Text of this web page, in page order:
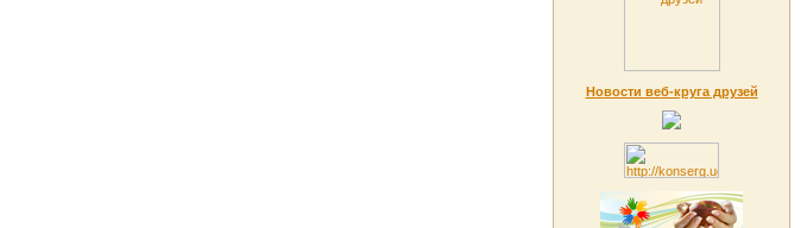
Новости веб-круга друзей